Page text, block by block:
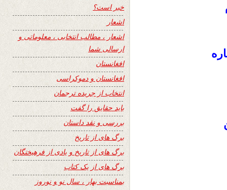
خبر است؟
اشعار
اشعار ، مطالب انتخابی ، معلوماتی و
ارسالی شما
افغانستان
افغانستان و دموکراسی
انتخاب از جریده ترجمان
باید حقایق را گفت
بررسی و نقد داستان
برگ های از تاریخ
برگ های از تاریخ و یادی از فرهیختگان
برگ های از یک کتاب
بمناسبت بهار ، سال نو و نوروز